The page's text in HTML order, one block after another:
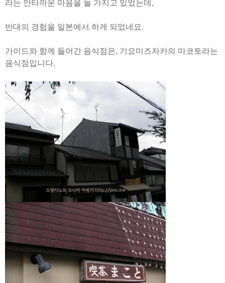
라는 안타까운 마음을 늘 가지고 있었는데,
반대의 경험을 일본에서 하게 되었네요.
가이드와 함께 들어간 음식점은, 기요미즈자카의 마코토라는
음식점입니다.